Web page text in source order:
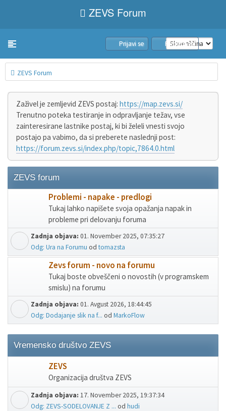
ZEVS Forum
Toggle navigation Prijavi se Pridruži se
ZEVS Forum
Zaživel je zemljevid ZEVS postaj: https://map.zevs.si/
Trenutno poteka testiranje in odpravljanje težav, vse
zainteresirane lastnike postaj, ki bi želeli vnesti svojo
postajo pa vabimo, da si preberete naslednji post:
https://forum.zevs.si/index.php/topic,7864.0.html
ZEVS forum
Problemi - napake - predlogi
Tukaj lahko napišete svoja opažanja napak in
probleme pri delovanju foruma
Zadnja objava: 01. November 2025, 07:35:27
Odg: Ura na Forumu odtomazsta
Zevs forum - novo na forumu
Tukaj boste obveščeni o novostih (v programskem
smislu) na forumu
Zadnja objava: 01. Avgust 2026, 18:44:45
Odg: Dodajanje slik na f... od MarkoFlow
Vremensko društvo ZEVS
ZEVS
Organizacija društva ZEVS
Zadnja objava: 17. November 2025, 19:37:34
Odg: ZEVS-SODELOVANJE Z ... od hudi